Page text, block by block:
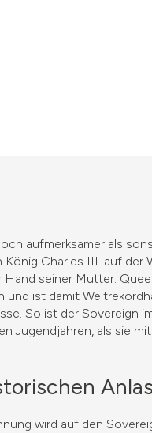
aufmerksamer als
Charles III. auf der
seiner Mutter:
ist damit
So ist der Sovereign
Jugendjahren, als sie
wird auf den